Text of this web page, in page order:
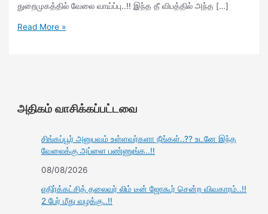
துறைமுகத்தில் வேலை வாய்ப்பு..!! இந்த தீ விபத்தில் அந்த […]
Read More »
அதிகம் வாசிக்கப்பட்டவை
சிங்கப்பூர் அனுபவம் உள்ளவர்களா நீங்கள்..?? உடனே இந்த
வேலைக்கு அப்ளை பண்ணுங்க..!!
08/08/2026
எதிர்க்கட்சித் தலைவர் லிம் டீன் ஜோகூர் சென்ற விவகாரம்..!!
2 பேர் மீது வழக்கு..!!